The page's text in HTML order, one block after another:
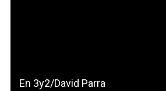
En 3y2/David Parra